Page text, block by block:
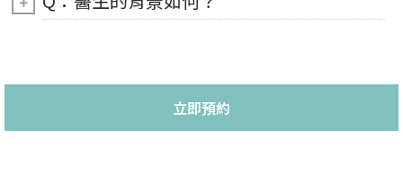
立即預約